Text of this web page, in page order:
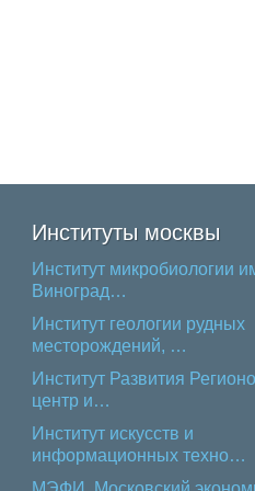
Институты москвы
Институт микробиологии
Виноград…
Институт геологии рудных
месторождений, …
Институт Развития
центр и…
Институт искусств и
информационных техно…